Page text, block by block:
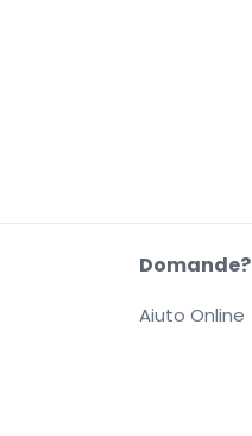
Domande?
Aiuto Online